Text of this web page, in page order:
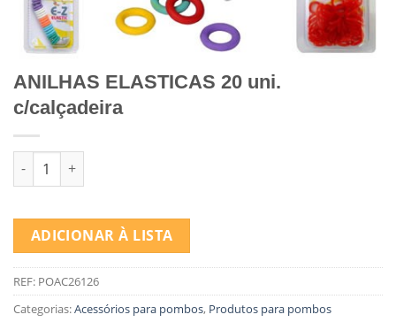
ANILHAS ELASTICAS 20 uni.
c/calçadeira
Quantidade de ANILHAS ELASTICAS 20 uni. c/calçadeira
ADICIONAR À LISTA
REF: POAC26126
Categorias:Acessórios para pombos, Produtos para pombos